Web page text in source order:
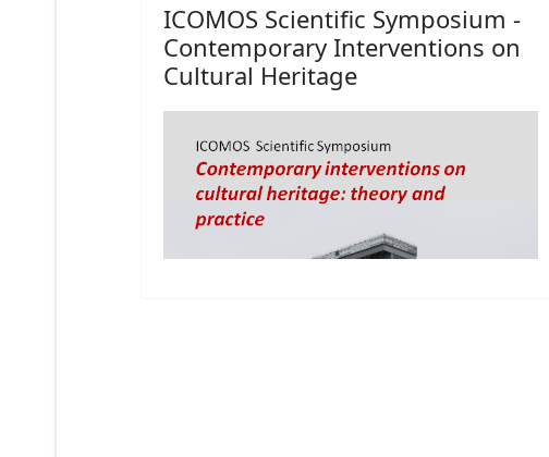
ICOMOS Scientific Symposium -
Contemporary Interventions on
Cultural Heritage